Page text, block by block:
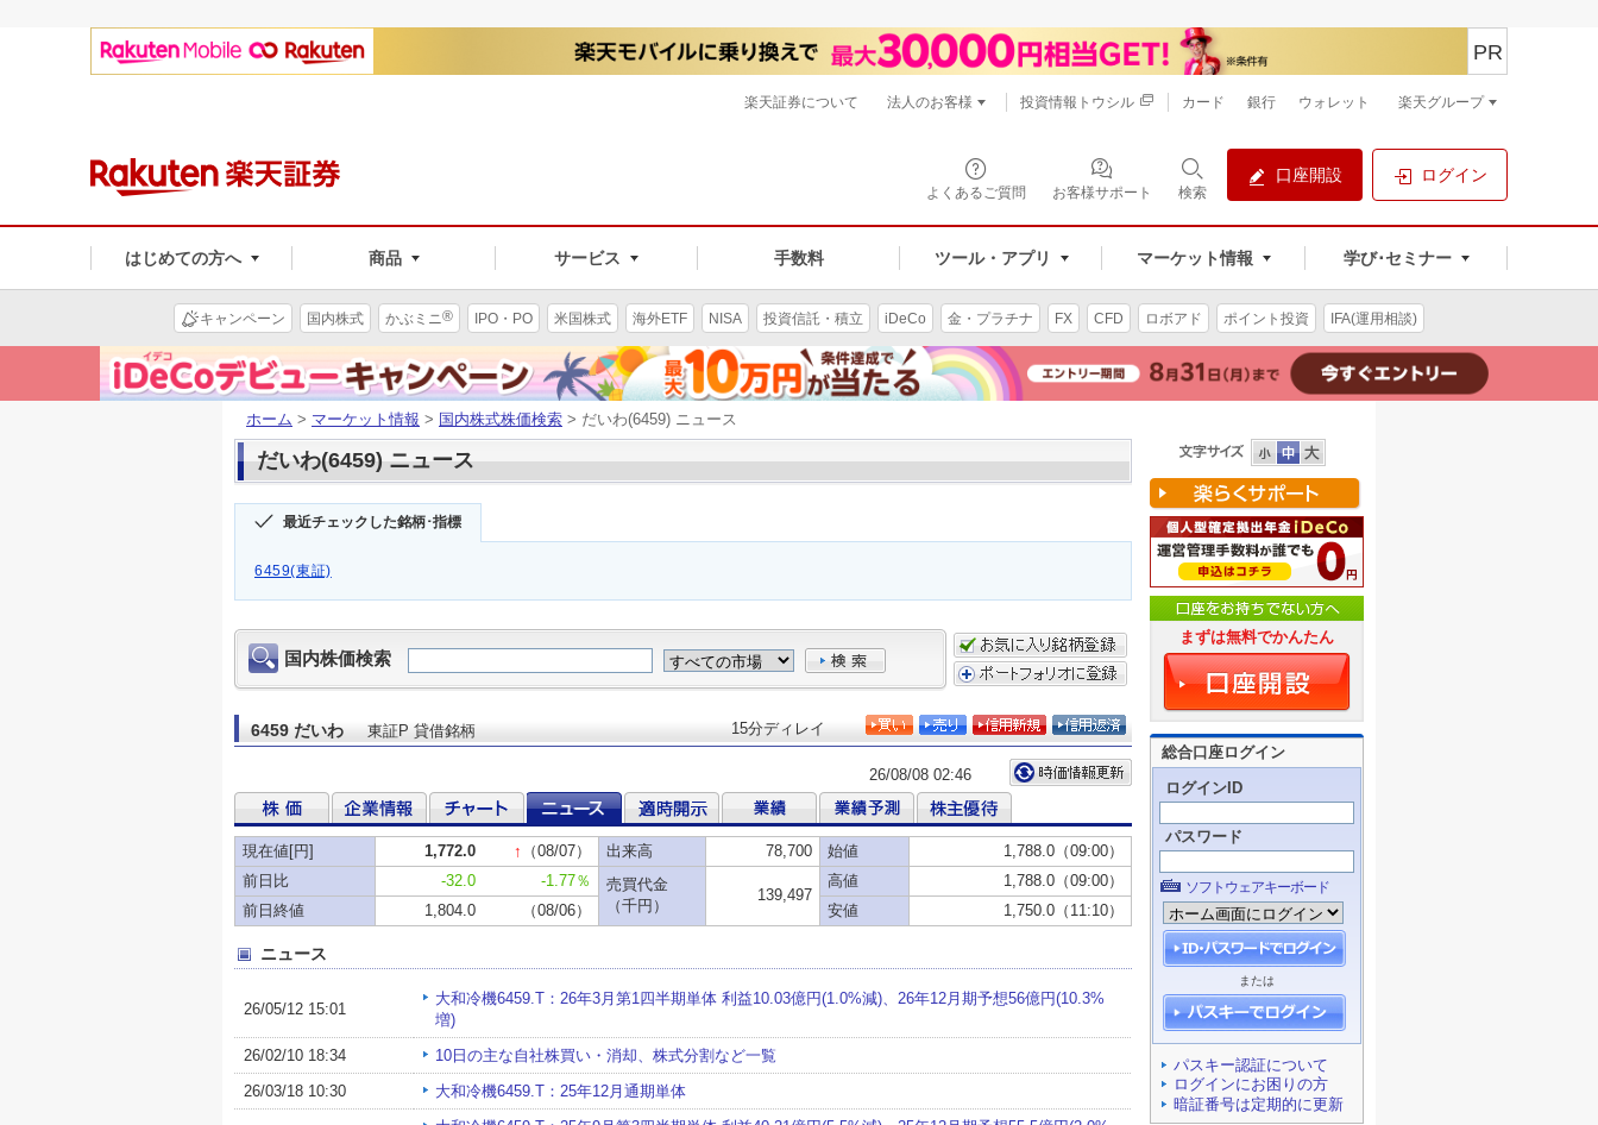
よくあるご質問 お客様サポート 検索
口座開設 ログイン
はじめての方へ 商品 サービス 手数料 ツール・アプリ マーケット情報 学び･セミナー
PR
楽天証券について 法人のお客様 投資情報トウシル カード 銀行 ウォレット 楽天グループ
キャンペーン 国内株式 かぶミニ® IPO・PO 米国株式 海外ETF NISA 投資信託・積立 iDeCo 金・プラチナ FX CFD ロボアド ポイント投資 IFA(運用相談)
ホーム > マーケット情報 > 国内株式株価検索 > だいわ(6459) ニュース
だいわ(6459) ニュース
最近チェックした銘柄･指標
6459(東証)
まずは無料でかんたん
総合口座ログイン
ログインID
パスワード
ソフトウェアキーボード
または
パスキー認証について
ログインにお困りの方
暗証番号は定期的に更新